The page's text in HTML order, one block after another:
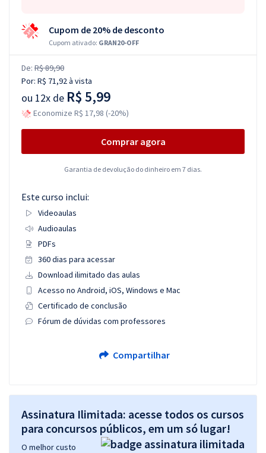
Cupom de 20% de desconto
Cupom ativado: GRAN20-OFF
De: R$ 89,90
Por: R$ 71,92à vista
ou 12x de R$ 5,99
Economize R$ 17,98 (-20%)
Comprar agora
Garantia de devolução do dinheiro em 7 dias.
Este curso inclui:
Videoaulas
Audioaulas
PDFs
360 dias para acessar
Download ilimitado das aulas
Acesso no Android, iOS, Windows e Mac
Certificado de conclusão
Fórum de dúvidas com professores
Compartilhar
Assinatura Ilimitada: acesse todos os cursos
para concursos públicos, em um só lugar!
O melhor custo